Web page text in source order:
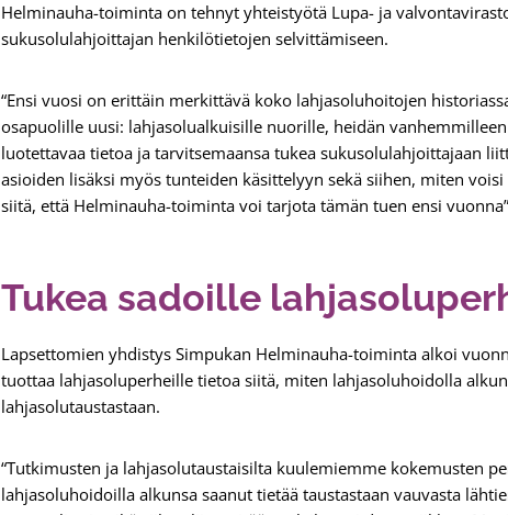
Helminauha-toiminta on tehnyt yhteistyötä Lupa- ja
sukusolulahjoittajan henkilötietojen selvittämiseen.
“Ensi vuosi on erittäin merkittävä koko lahjasoluhoitojen
osapuolille uusi: lahjasolualkuisille nuorille, heidän
luotettavaa tietoa ja tarvitsemaansa tukea sukusolulahjoittajaan
asioiden lisäksi myös tunteiden käsittelyyn sekä siihen, miten
siitä, että Helminauha-toiminta voi tarjota tämän tuen ensi
Tukea sadoille
Lapsettomien yhdistys Simpukan Helminauha-toiminta alkoi
tuottaa lahjasoluperheille tietoa siitä, miten lahjasoluhoidolla
lahjasolutaustastaan.
“Tutkimusten ja lahjasolutaustaisilta kuulemiemme kokemusten
lahjasoluhoidoilla alkunsa saanut tietää taustastaan vauvasta